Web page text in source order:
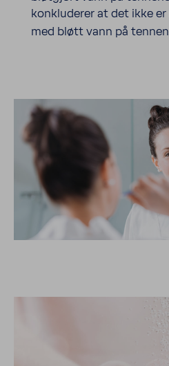
konkluderer at det ikke
med bløtt vann på